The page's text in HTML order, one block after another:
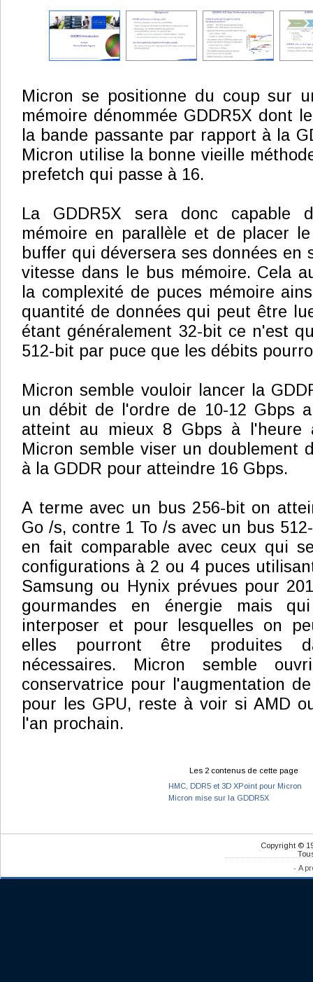
Micron se positionne du coup sur
mémoire dénommée GDDR5X dont
la bande passante par rapport à la
Micron utilise la bonne vieille
prefetch qui passe à 16.
La GDDR5X sera donc capable
mémoire en parallèle et de placer
buffer qui déversera ses données en
vitesse dans le bus mémoire. Cela
la complexité de puces mémoire
quantité de données qui peut être
étant généralement 32-bit ce n'est
512-bit par puce que les débits
Micron semble vouloir lancer la
un débit de l'ordre de 10-12 Gbps
atteint au mieux 8 Gbps à l'heure
Micron semble viser un doublement
à la GDDR pour atteindre 16 Gbps.
A terme avec un bus 256-bit on
Go /s, contre 1 To /s avec un bus
en fait comparable avec ceux qui
configurations à 2 ou 4 puces
Samsung ou Hynix prévues pour
gourmandes en énergie mais
interposer et pour lesquelles on
elles pourront être produites
nécessaires. Micron semble
conservatrice pour l'augmentation
pour les GPU, reste à voir si AMD
l'an prochain.
Les 2 contenus de cette page
HMC, DDR5 et 3D XPoint pour Micron
Micron mise sur la GDDR5X
Copyright ©
- A